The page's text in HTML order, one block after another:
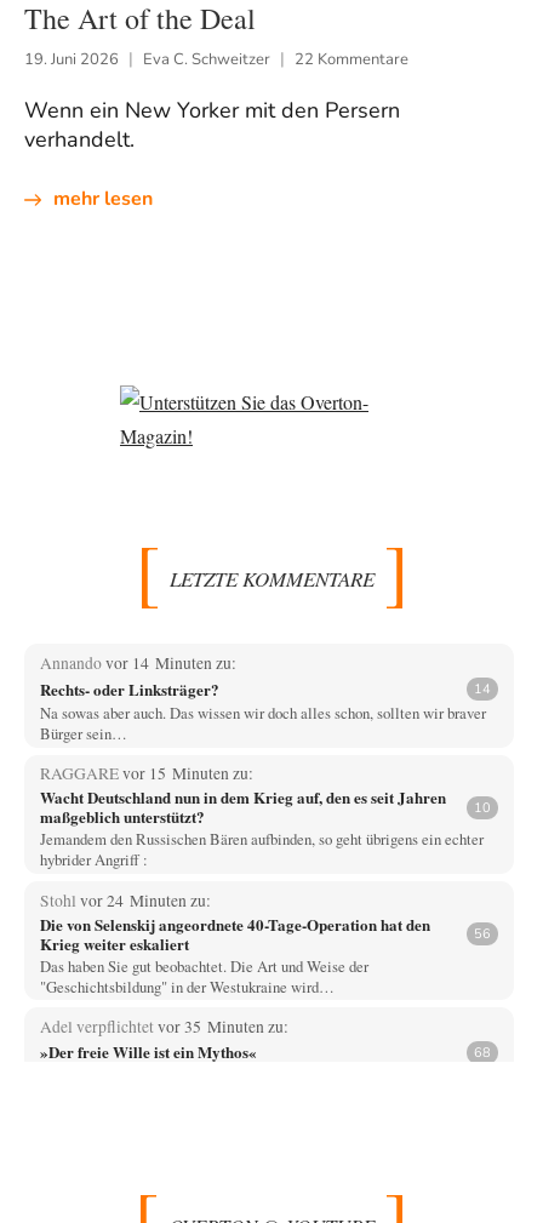
The Art of the Deal
19. Juni 2026 Eva C. Schweitzer 22 Kommentare
Wenn ein New Yorker mit den Persern
verhandelt.
mehr lesen
LETZTE KOMMENTARE
Annandovor 14 Minuten zu:
Rechts- oder Linksträger? 14
Na sowas aber auch. Das wissen wir doch alles schon, sollten wir braver
Bürger sein…
RAGGAREvor 15 Minuten zu:
Wacht Deutschland nun in dem Krieg auf, den es seit Jahren
maßgeblich unterstützt?
10
Jemandem den Russischen Bären aufbinden, so geht übrigens ein echter
hybrider Angriff :
Stohl vor 24 Minuten zu:
Die von Selenskij angeordnete 40-Tage-Operation hat den
Krieg weiter eskaliert
56
Das haben Sie gut beobachtet. Die Art und Weise der
"Geschichtsbildung" in der Westukraine wird…
Adel verpflichtetvor 35 Minuten zu:
»Der freie Wille ist ein Mythos« 68